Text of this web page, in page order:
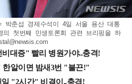
박춘섭 경제수석이 4일 서울 용산 대통
의 첫번째 민생토론회 관련 브리핑을 하